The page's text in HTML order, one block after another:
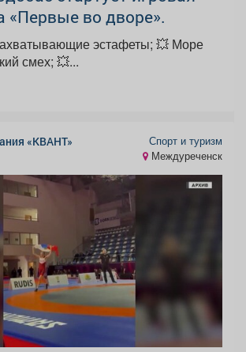
«Первые во дворе».
драйва и звонкий смех; 💥...
«КВАНТ»
Спорт и туризм
Междуреченск